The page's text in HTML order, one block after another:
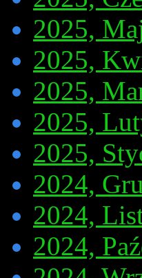
2025,
2025,
2025,
2025,
2025,
2024,
2024,
2024,